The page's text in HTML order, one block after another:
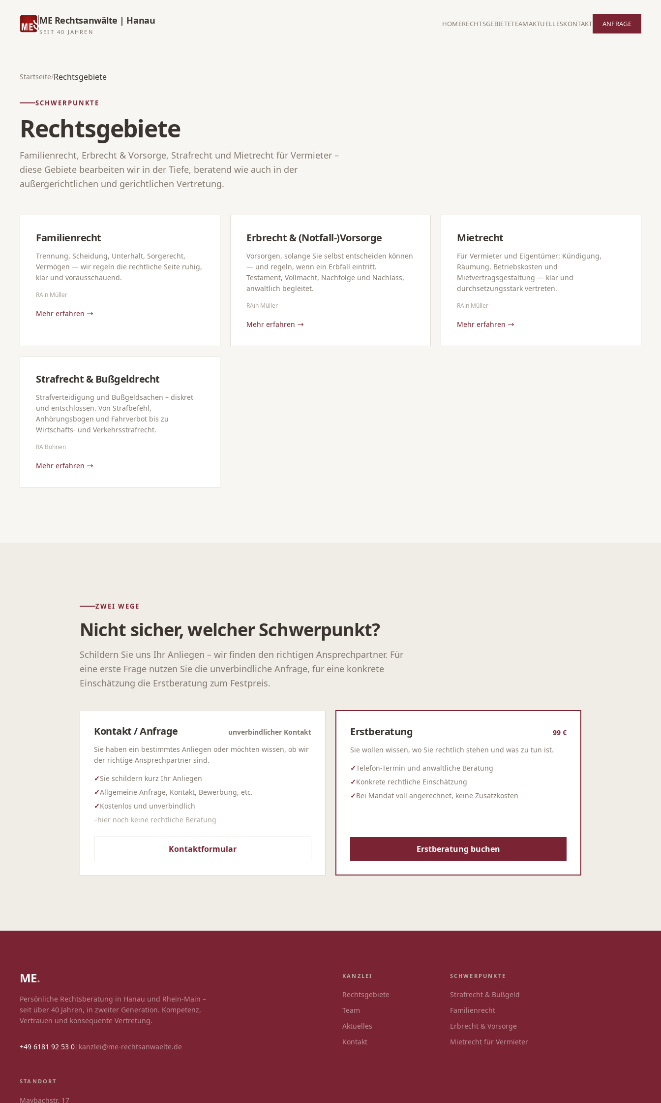
ME Rechtsanwälte | Hanau
SEIT 40 JAHREN
HOMERECHTSGEBIETETEAMAKTUELLESKONTAKT ANFRAGE
Startseite/Rechtsgebiete
SCHWERPUNKTE
Rechtsgebiete
Familienrecht, Erbrecht & Vorsorge, Strafrecht und Mietrecht für Vermieter –
diese Gebiete bearbeiten wir in der Tiefe, beratend wie auch in der
außergerichtlichen und gerichtlichen Vertretung.
Familienrecht
Trennung, Scheidung, Unterhalt, Sorgerecht,
Vermögen — wir regeln die rechtliche Seite ruhig,
klar und vorausschauend.
RAin Müller
Mehr erfahren
Erbrecht & (Notfall-)Vorsorge
Vorsorgen, solange Sie selbst entscheiden können
— und regeln, wenn ein Erbfall eintritt.
Testament, Vollmacht, Nachfolge und Nachlass,
anwaltlich begleitet.
RAin Müller
Mehr erfahren
Mietrecht
Für Vermieter und Eigentümer: Kündigung,
Räumung, Betriebskosten und
Mietvertragsgestaltung — klar und
durchsetzungsstark vertreten.
RAin Müller
Mehr erfahren
Strafrecht & Bußgeldrecht
Strafverteidigung und Bußgeldsachen – diskret
und entschlossen. Von Strafbefehl,
Anhörungsbogen und Fahrverbot bis zu
Wirtschafts- und Verkehrsstrafrecht.
RA Bohnen
Mehr erfahren
ZWEI WEGE
Nicht sicher, welcher Schwerpunkt?
Schildern Sie uns Ihr Anliegen – wir finden den richtigen Ansprechpartner. Für
eine erste Frage nutzen Sie die unverbindliche Anfrage, für eine konkrete
Einschätzung die Erstberatung zum Festpreis.
Kontakt / Anfrage
unverbindlicher Kontakt
Sie haben ein bestimmtes Anliegen oder möchten wissen, ob wir
der richtige Ansprechpartner sind.
✓Sie schildern kurz Ihr Anliegen
✓Allgemeine Anfrage, Kontakt, Bewerbung, etc.
✓Kostenlos und unverbindlich
–hier noch keine rechtliche Beratung
Kontaktformular
Erstberatung
99 €
Sie wollen wissen, wo Sie rechtlich stehen und was zu tun ist.
✓Telefon-Termin und anwaltliche Beratung
✓Konkrete rechtliche Einschätzung
✓Bei Mandat voll angerechnet, keine Zusatzkosten
Erstberatung buchen
ME.
Persönliche Rechtsberatung in Hanau und Rhein-Main –
seit über 40 Jahren, in zweiter Generation. Kompetenz,
Vertrauen und konsequente Vertretung.
+49 6181 92 53 0 kanzlei@me-rechtsanwaelte.de
KANZLEI
Rechtsgebiete
Team
Aktuelles
Kontakt
SCHWERPUNKTE
Strafrecht & Bußgeld
Familienrecht
Erbrecht & Vorsorge
Mietrecht für Vermieter
STANDORT
Maybachstr. 17